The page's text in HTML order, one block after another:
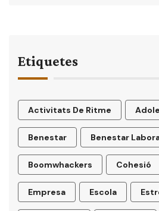
Etiquetes
Activitats De Ritme
Benestar Benestar
Boomwhackers Cohesió
Empresa Escola